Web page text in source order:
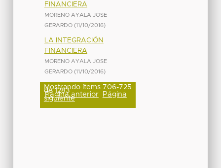
FINANCIERA
MORENO AYALA JOSE
GERARDO (11/10/2016)
LA INTEGRACIÓN
FINANCIERA
MORENO AYALA JOSE
GERARDO (11/10/2016)
Mostrando ítems 706-725
de 1283
Página anterior Página
siguiente